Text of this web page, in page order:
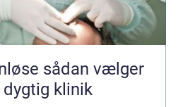
vælger
dygtig klinik